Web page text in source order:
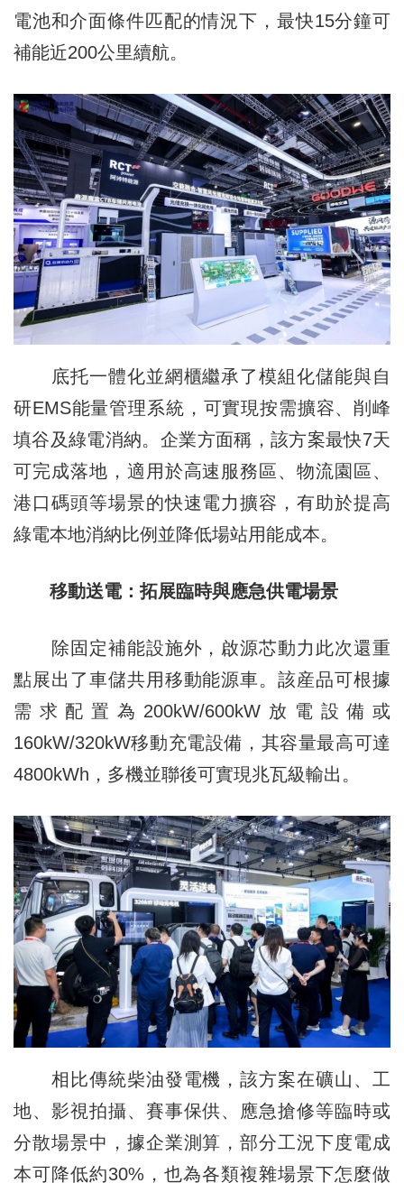
電池和介面條件匹配的情況下，最快15分鐘可
補能近200公里續航。
底托一體化並網櫃繼承了模組化儲能與自
研EMS能量管理系統，可實現按需擴容、削峰
填谷及綠電消納。企業方面稱，該方案最快7天
可完成落地，適用於高速服務區、物流園區、
港口碼頭等場景的快速電力擴容，有助於提高
綠電本地消納比例並降低場站用能成本。
移動送電：拓展臨時與應急供電場景
除固定補能設施外，啟源芯動力此次還重
點展出了車儲共用移動能源車。該産品可根據
需求配置為200kW/600kW放電設備或
160kW/320kW移動充電設備，其容量最高可達
4800kWh，多機並聯後可實現兆瓦級輸出。
相比傳統柴油發電機，該方案在礦山、工
地、影視拍攝、賽事保供、應急搶修等臨時或
分散場景中，據企業測算，部分工況下度電成
本可降低約30%，也為各類複雜場景下怎麼做